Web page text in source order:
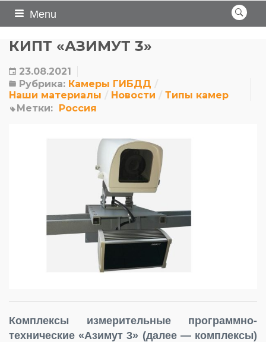
Menu
КИПТ «АЗИМУТ 3»
23.08.2021
Рубрика: Камеры ГИБДД
Наши материалы
Новости
Типы камер
Метки: Россия
Комплексы измерительные программно-
технические «Азимут 3» (далее — комплексы)